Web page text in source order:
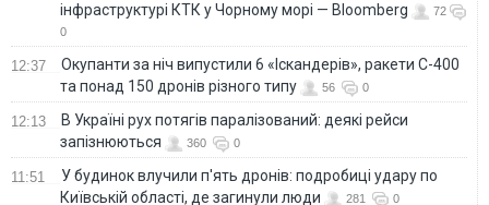
інфраструктурі КТК у Чорному морі — Bloomberg
72
0
12:37
Окупанти за ніч випустили 6 «Іскандерів», ракети С-400
та понад 150 дронів різного типу
56 0
12:13
В Україні рух потягів паралізований: деякі рейси
запізнюються
360 0
11:51
У будинок влучили п'ять дронів: подробиці удару по
Київській області, де загинули люди
281 0